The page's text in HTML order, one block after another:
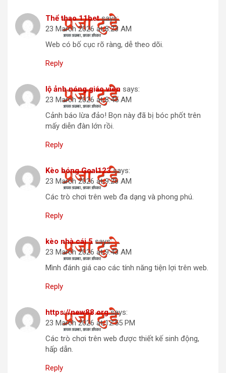
Thể thao 11bet says:
23 March 2026 at 8:23 AM
Web có bố cục rõ ràng, dễ theo dõi.
Reply
lộ ảnh nóng giáo viên says:
23 March 2026 at 8:45 AM
Cảnh báo lừa đảo! Bọn này đã bị bóc phốt trên
mấy diễn đàn lớn rồi.
Reply
Kèo bóng Goal123 says:
23 March 2026 at 9:26 AM
Các trò chơi trên web đa dạng và phong phú.
Reply
kèo nhà cái 5 says:
23 March 2026 at 9:43 AM
Mình đánh giá cao các tính năng tiện lợi trên web.
Reply
https://new88.org says:
23 March 2026 at 12:55 PM
Các trò chơi trên web được thiết kế sinh động,
hấp dẫn.
Reply